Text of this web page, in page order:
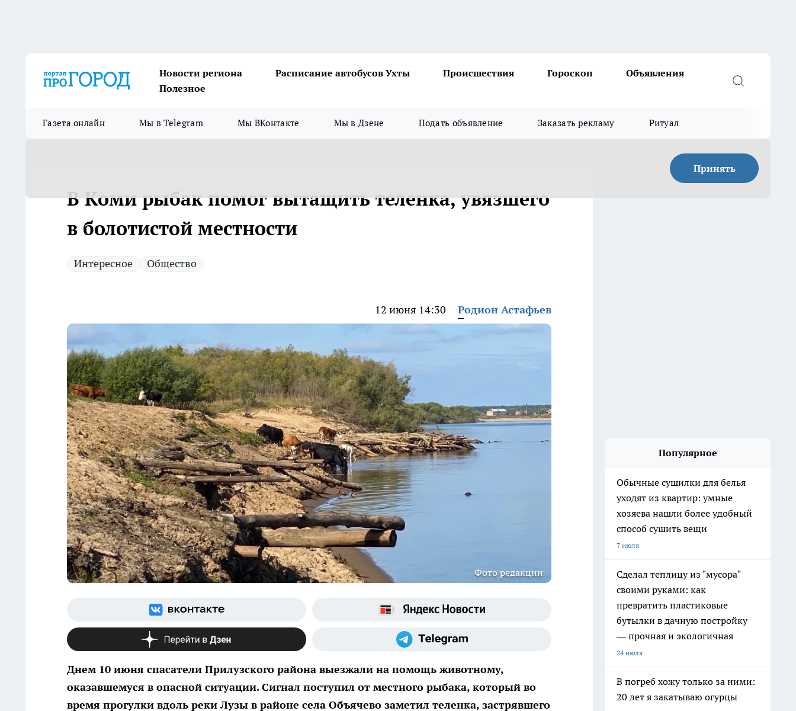
Новости региона Расписание автобусов Ухты Происшествия Гороскоп
Объявления
Полезное
Газета онлайн Мы в Telegram Мы ВКонтакте Мы в Дзене Подать объявление Заказать рекламу Ритуал
Принять
В Коми рыбак помог вытащить теленка, увязшего
в болотистой местности
Интересное Общество
12 июня 14:30 Родион Астафьев
Фото редакции
Днем 10 июня спасатели Прилузского района выезжали на помощь животному,
оказавшемуся в опасной ситуации. Сигнал поступил от местного рыбака, который во
время прогулки вдоль реки Лузы в районе села Объячево заметил теленка, застрявшего
Популярное
Обычные сушилки для белья
уходят из квартир: умные
хозяева нашли более удобный
способ сушить вещи
7 июля
Сделал теплицу из "мусора"
своими руками: как
превратить пластиковые
бутылки в дачную постройку
— прочная и экологичная
24 июля
В погреб хожу только за ними:
20 лет я закатываю огурцы